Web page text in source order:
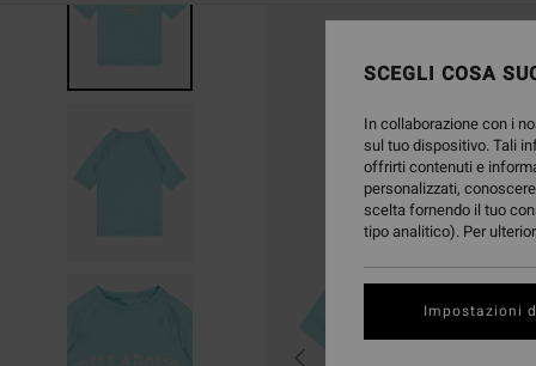
SCEGLI COSA
In collaborazione con i
sul tuo dispositivo. Tali
offrirti contenuti e
personalizzati,
scelta fornendo il tuo
tipo analitico). Per
Impostazioni